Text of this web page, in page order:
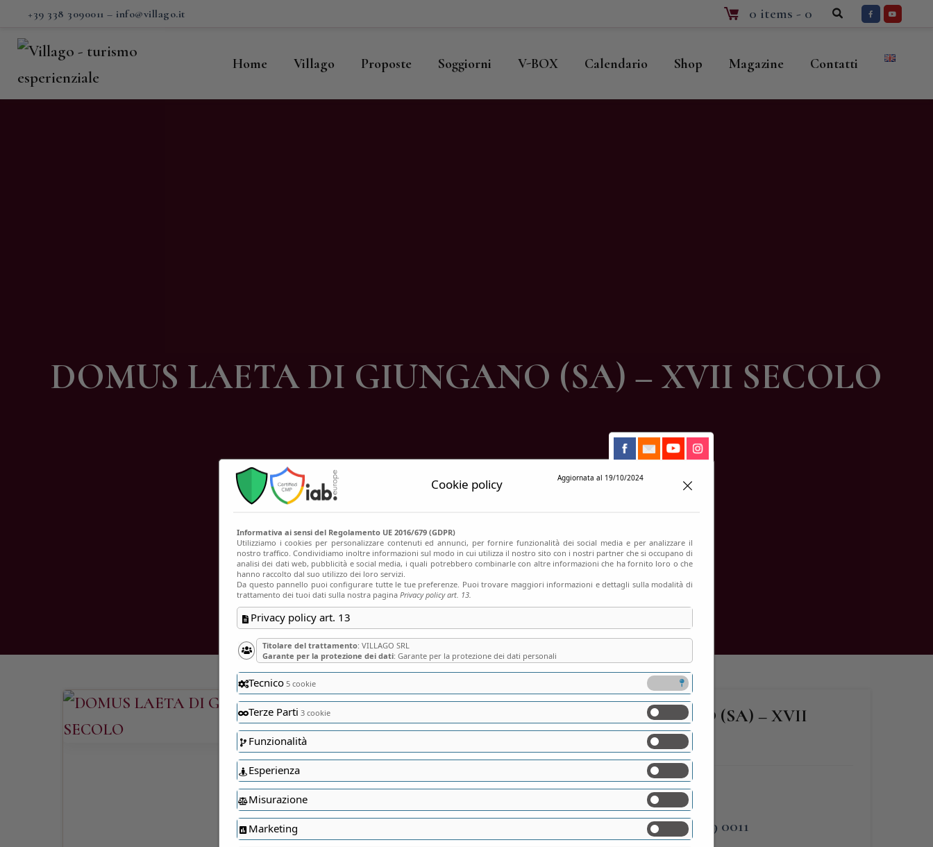
+39 338 3090011 – info@villago.it 0 items - 0
Home Villago Proposte Soggiorni V-BOX Calendario Shop Magazine Contatti
DOMUS LAETA DI GIUNGANO (SA) – XVII SECOLO
Villago
Proposte
DOMUS LAETA DI GIUNGANO (SA) – XVII
SECOLO
PHONE
338.309 0011
Cookie policy Aggiornata al 19/10/2024
Informativa ai sensi del Regolamento UE 2016/679 (GDPR)
Utilizziamo i cookies per personalizzare contenuti ed annunci, per fornire funzionalità dei social media e per analizzare il
nostro traffico. Condividiamo inoltre informazioni sul modo in cui utilizza il nostro sito con i nostri partner che si occupano di
analisi dei dati web, pubblicità e social media, i quali potrebbero combinarle con altre informazioni che ha fornito loro o che
hanno raccolto dal suo utilizzo dei loro servizi.
Da questo pannello puoi configurare tutte le tue preferenze. Puoi trovare maggiori informazioni e dettagli sulla modalità di
trattamento dei tuoi dati sulla nostra pagina Privacy policy art. 13.
Privacy policy art. 13
Titolare del trattamento: VILLAGO SRL
Garante per la protezione dei dati: Garante per la protezione dei dati personali
Tecnico 5 cookie
Terze Parti 3 cookie
Funzionalità
Esperienza
Misurazione
Marketing